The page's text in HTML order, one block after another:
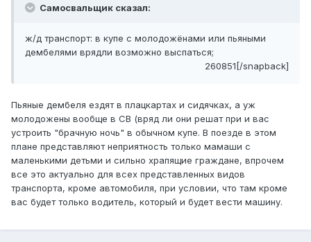
Самосвальщик сказал:
ж/д транспорт: в купе с молодожёнами или пьяными
дембелями врядли возможно выспаться;
260851[/snapback]
Пьяные дембеля ездят в плацкартах и сидячках, а уж
молодожены вообще в СВ (вряд ли они решат при и вас
устроить "брачную ночь" в обычном купе. В поезде в этом
плане представляют неприятность только мамаши с
маленькими детьми и сильно храпящие граждане, впрочем
все это актуально для всех представленных видов
транспорта, кроме автомобиля, при условии, что там кроме
вас будет только водитель, который и будет вести машину.